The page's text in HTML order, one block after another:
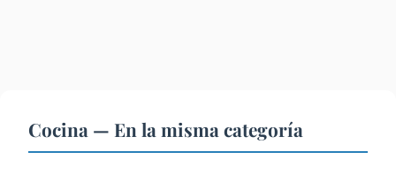
Cocina — En la misma categoría